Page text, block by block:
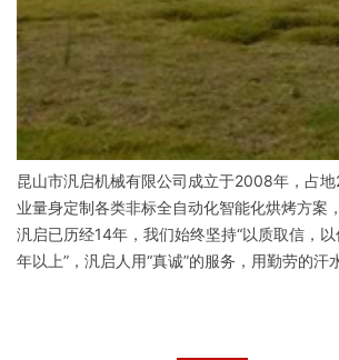
昆山市汎启机械有限公司成立于2008年，占
业量身定制各类非标全自动化智能化烘烤方案
汎启已历经14年，我们始终坚持“以质取信，
年以上”，汎启人用“真诚”的服务，用勤劳的汗